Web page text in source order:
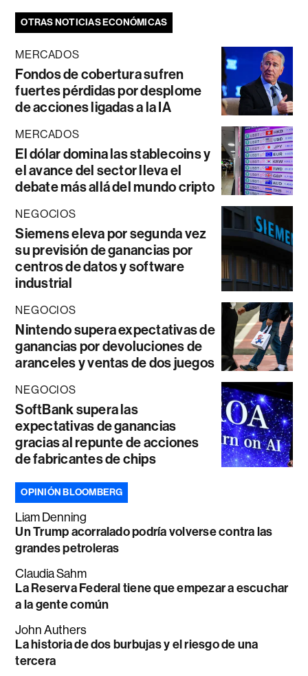
OTRAS NOTICIAS ECONÓMICAS
MERCADOS
Fondos de cobertura sufren
fuertes pérdidas por desplome
de acciones ligadas a la IA
MERCADOS
El dólar domina las stablecoins y
el avance del sector lleva el
debate más allá del mundo cripto
NEGOCIOS
Siemens eleva por segunda vez
su previsión de ganancias por
centros de datos y software
industrial
NEGOCIOS
Nintendo supera expectativas de
ganancias por devoluciones de
aranceles y ventas de dos juegos
NEGOCIOS
SoftBank supera las
expectativas de ganancias
gracias al repunte de acciones
de fabricantes de chips
OPINIÓN BLOOMBERG
Liam Denning
Un Trump acorralado podría volverse contra las
grandes petroleras
Claudia Sahm
La Reserva Federal tiene que empezar a escuchar
a la gente común
John Authers
La historia de dos burbujas y el riesgo de una
tercera